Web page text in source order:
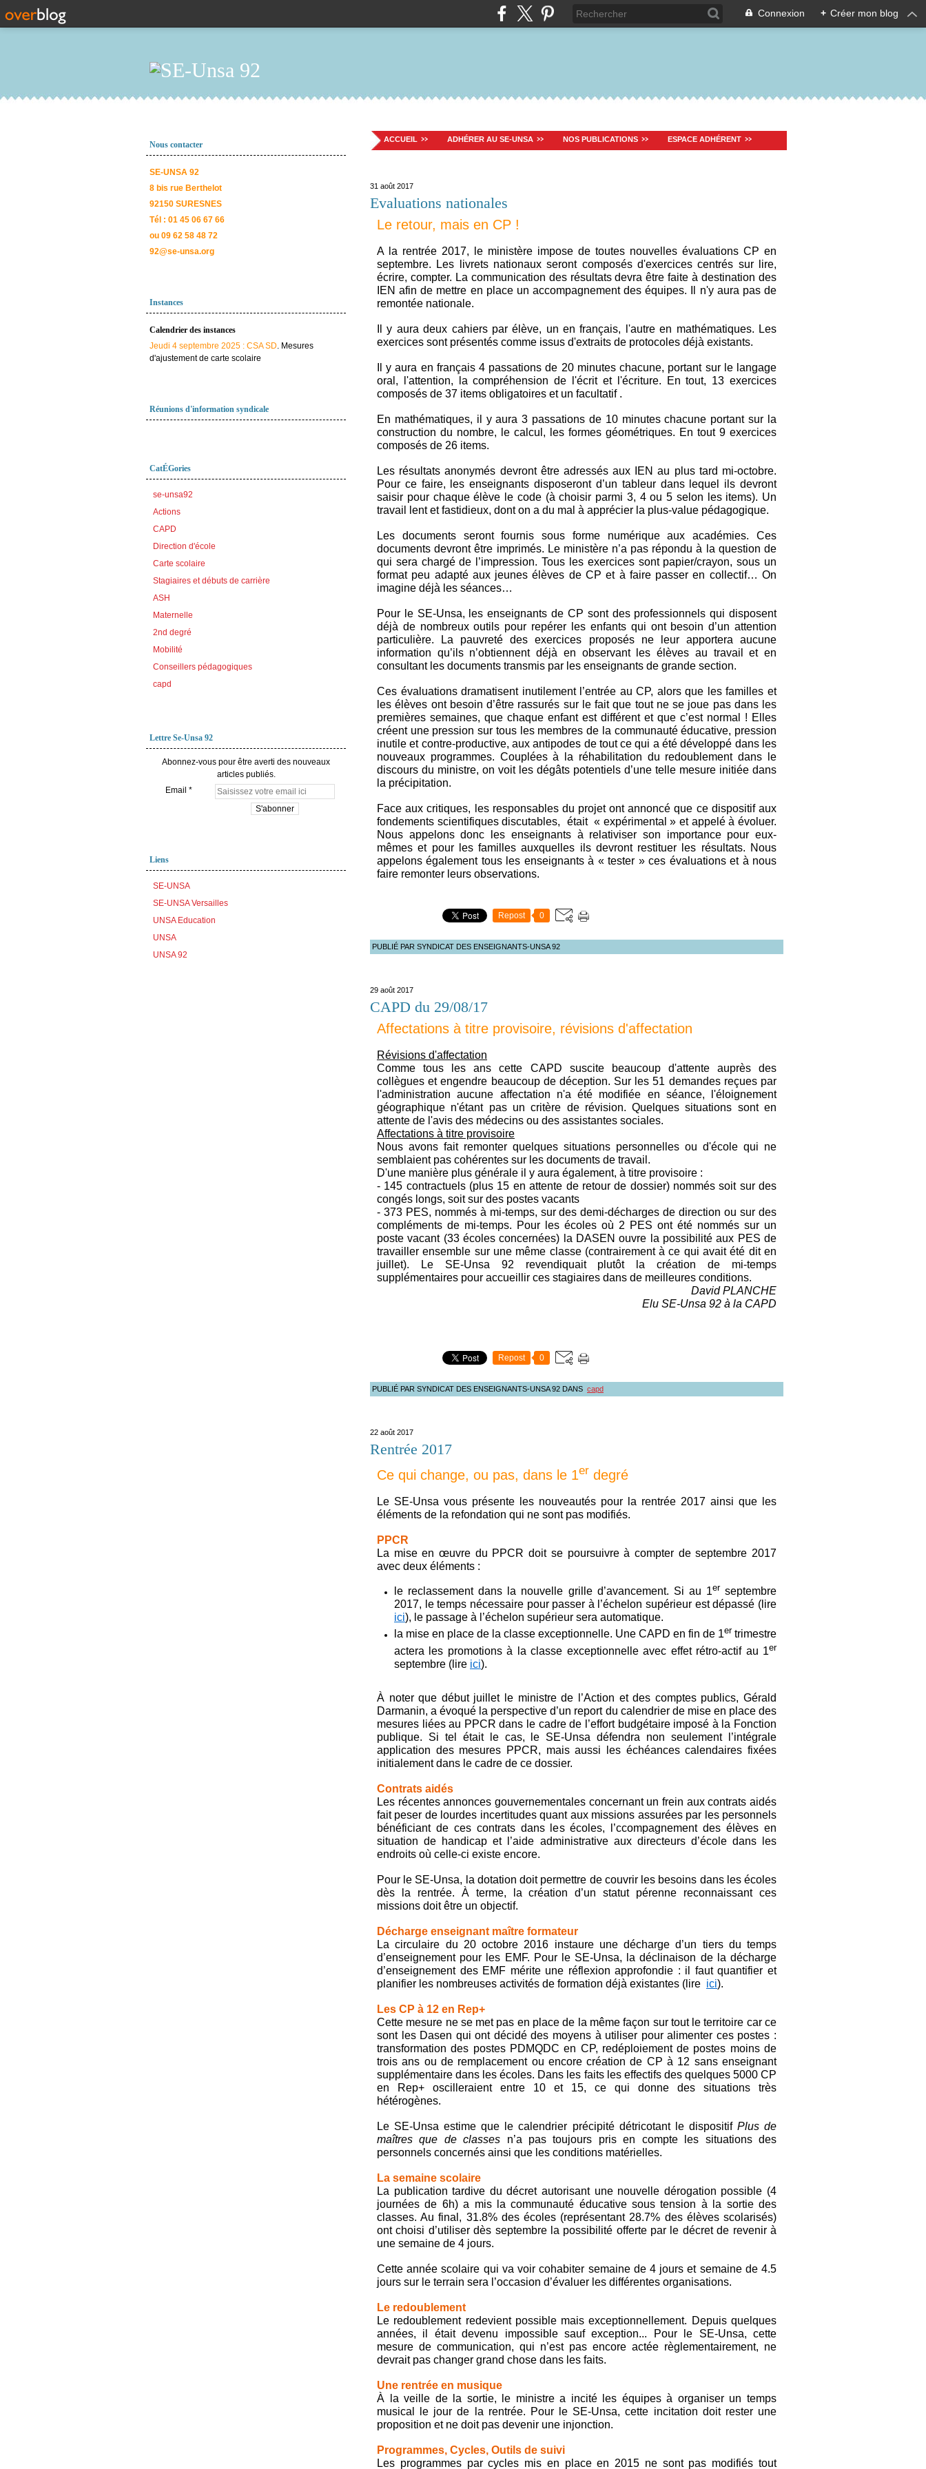
Connexion + Créer mon blog
Nous contacter
SE-UNSA 92
8 bis rue Berthelot
92150 SURESNES
Tél : 01 45 06 67 66
ou 09 62 58 48 72
92@se-unsa.org
Instances
Calendrier des instances
Jeudi 4 septembre 2025 : CSA SD. Mesures
d'ajustement de carte scolaire
Réunions d'information syndicale
CatÉGories
se-unsa92
Actions
CAPD
Direction d'école
Carte scolaire
Stagiaires et débuts de carrière
ASH
Maternelle
2nd degré
Mobilité
Conseillers pédagogiques
capd
Lettre Se-Unsa 92
Abonnez-vous pour être averti des nouveaux
articles publiés.
Email
Liens
SE-UNSA
SE-UNSA Versailles
UNSA Education
UNSA
UNSA 92
ACCUEIL ADHÉRER AU SE-UNSA NOS PUBLICATIONS ESPACE ADHÉRENT
31 août 2017
Evaluations nationales
Le retour, mais en CP !
A la rentrée 2017, le ministère impose de toutes nouvelles évaluations CP en
septembre. Les livrets nationaux seront composés d'exercices centrés sur lire,
écrire, compter. La communication des résultats devra être faite à destination des
IEN afin de mettre en place un accompagnement des équipes. Il n'y aura pas de
remontée nationale.
Il y aura deux cahiers par élève, un en français, l'autre en mathématiques. Les
exercices sont présentés comme issus d'extraits de protocoles déjà existants.
Il y aura en français 4 passations de 20 minutes chacune, portant sur le langage
oral, l'attention, la compréhension de l'écrit et l'écriture. En tout, 13 exercices
composés de 37 items obligatoires et un facultatif .
En mathématiques, il y aura 3 passations de 10 minutes chacune portant sur la
construction du nombre, le calcul, les formes géométriques. En tout 9 exercices
composés de 26 items.
Les résultats anonymés devront être adressés aux IEN au plus tard mi-octobre.
Pour ce faire, les enseignants disposeront d’un tableur dans lequel ils devront
saisir pour chaque élève le code (à choisir parmi 3, 4 ou 5 selon les items). Un
travail lent et fastidieux, dont on a du mal à apprécier la plus-value pédagogique.
Les documents seront fournis sous forme numérique aux académies. Ces
documents devront être imprimés. Le ministère n’a pas répondu à la question de
qui sera chargé de l’impression. Tous les exercices sont papier/crayon, sous un
format peu adapté aux jeunes élèves de CP et à faire passer en collectif… On
imagine déjà les séances…
Pour le SE-Unsa, les enseignants de CP sont des professionnels qui disposent
déjà de nombreux outils pour repérer les enfants qui ont besoin d’un attention
particulière. La pauvreté des exercices proposés ne leur apportera aucune
information qu’ils n’obtiennent déjà en observant les élèves au travail et en
consultant les documents transmis par les enseignants de grande section.
Ces évaluations dramatisent inutilement l’entrée au CP, alors que les familles et
les élèves ont besoin d’être rassurés sur le fait que tout ne se joue pas dans les
premières semaines, que chaque enfant est différent et que c’est normal ! Elles
créent une pression sur tous les membres de la communauté éducative, pression
inutile et contre-productive, aux antipodes de tout ce qui a été développé dans les
nouveaux programmes. Couplées à la réhabilitation du redoublement dans le
discours du ministre, on voit les dégâts potentiels d’une telle mesure initiée dans
la précipitation.
Face aux critiques, les responsables du projet ont annoncé que ce dispositif aux
fondements scientifiques discutables, était « expérimental » et appelé à évoluer.
Nous appelons donc les enseignants à relativiser son importance pour eux-
mêmes et pour les familles auxquelles ils devront restituer les résultats. Nous
appelons également tous les enseignants à « tester » ces évaluations et à nous
faire remonter leurs observations.
Repost 0
PUBLIÉ PAR SYNDICAT DES ENSEIGNANTS-UNSA 92
29 août 2017
CAPD du 29/08/17
Affectations à titre provisoire, révisions d'affectation
Révisions d'affectation
Comme tous les ans cette CAPD suscite beaucoup d'attente auprès des
collègues et engendre beaucoup de déception. Sur les 51 demandes reçues par
l'administration aucune affectation n'a été modifiée en séance, l'éloignement
géographique n'étant pas un critère de révision. Quelques situations sont en
attente de l'avis des médecins ou des assistantes sociales.
Affectations à titre provisoire
Nous avons fait remonter quelques situations personnelles ou d'école qui ne
semblaient pas cohérentes sur les documents de travail.
D'une manière plus générale il y aura également, à titre provisoire :
- 145 contractuels (plus 15 en attente de retour de dossier) nommés soit sur des
congés longs, soit sur des postes vacants
- 373 PES, nommés à mi-temps, sur des demi-décharges de direction ou sur des
compléments de mi-temps. Pour les écoles où 2 PES ont été nommés sur un
poste vacant (33 écoles concernées) la DASEN ouvre la possibilité aux PES de
travailler ensemble sur une même classe (contrairement à ce qui avait été dit en
juillet). Le SE-Unsa 92 revendiquait plutôt la création de mi-temps
supplémentaires pour accueillir ces stagiaires dans de meilleures conditions.
David PLANCHE
Elu SE-Unsa 92 à la CAPD
Repost 0
PUBLIÉ PAR SYNDICAT DES ENSEIGNANTS-UNSA 92 DANS capd
22 août 2017
Rentrée 2017
Ce qui change, ou pas, dans le 1er degré
Le SE-Unsa vous présente les nouveautés pour la rentrée 2017 ainsi que les
éléments de la refondation qui ne sont pas modifiés.
PPCR
La mise en œuvre du PPCR doit se poursuivre à compter de septembre 2017
avec deux éléments :
le reclassement dans la nouvelle grille d’avancement. Si au 1er septembre
2017, le temps nécessaire pour passer à l’échelon supérieur est dépassé (lire
ici), le passage à l’échelon supérieur sera automatique.
la mise en place de la classe exceptionnelle. Une CAPD en fin de 1er trimestre
actera les promotions à la classe exceptionnelle avec effet rétro-actif au 1er
septembre (lire ici).
À noter que début juillet le ministre de l’Action et des comptes publics, Gérald
Darmanin, a évoqué la perspective d’un report du calendrier de mise en place des
mesures liées au PPCR dans le cadre de l’effort budgétaire imposé à la Fonction
publique. Si tel était le cas, le SE-Unsa défendra non seulement l’intégrale
application des mesures PPCR, mais aussi les échéances calendaires fixées
initialement dans le cadre de ce dossier.
Contrats aidés
Les récentes annonces gouvernementales concernant un frein aux contrats aidés
fait peser de lourdes incertitudes quant aux missions assurées par les personnels
bénéficiant de ces contrats dans les écoles, l’ccompagnement des élèves en
situation de handicap et l’aide administrative aux directeurs d’école dans les
endroits où celle-ci existe encore.
Pour le SE-Unsa, la dotation doit permettre de couvrir les besoins dans les écoles
dès la rentrée. À terme, la création d’un statut pérenne reconnaissant ces
missions doit être un objectif.
Décharge enseignant maître formateur
La circulaire du 20 octobre 2016 instaure une décharge d’un tiers du temps
d’enseignement pour les EMF. Pour le SE-Unsa, la déclinaison de la décharge
d’enseignement des EMF mérite une réflexion approfondie : il faut quantifier et
planifier les nombreuses activités de formation déjà existantes (lire ici).
Les CP à 12 en Rep+
Cette mesure ne se met pas en place de la même façon sur tout le territoire car ce
sont les Dasen qui ont décidé des moyens à utiliser pour alimenter ces postes :
transformation des postes PDMQDC en CP, redéploiement de postes moins de
trois ans ou de remplacement ou encore création de CP à 12 sans enseignant
supplémentaire dans les écoles. Dans les faits les effectifs des quelques 5000 CP
en Rep+ oscilleraient entre 10 et 15, ce qui donne des situations très
hétérogènes.
Le SE-Unsa estime que le calendrier précipité détricotant le dispositif Plus de
maîtres que de classes n’a pas toujours pris en compte les situations des
personnels concernés ainsi que les conditions matérielles.
La semaine scolaire
La publication tardive du décret autorisant une nouvelle dérogation possible (4
journées de 6h) a mis la communauté éducative sous tension à la sortie des
classes. Au final, 31.8% des écoles (représentant 28.7% des élèves scolarisés)
ont choisi d’utiliser dès septembre la possibilité offerte par le décret de revenir à
une semaine de 4 jours.
Cette année scolaire qui va voir cohabiter semaine de 4 jours et semaine de 4.5
jours sur le terrain sera l’occasion d’évaluer les différentes organisations.
Le redoublement
Le redoublement redevient possible mais exceptionnellement. Depuis quelques
années, il était devenu impossible sauf exception... Pour le SE-Unsa, cette
mesure de communication, qui n’est pas encore actée règlementairement, ne
devrait pas changer grand chose dans les faits.
Une rentrée en musique
À la veille de la sortie, le ministre a incité les équipes à organiser un temps
musical le jour de la rentrée. Pour le SE-Unsa, cette incitation doit rester une
proposition et ne doit pas devenir une injonction.
Programmes, Cycles, Outils de suivi
Les programmes par cycles mis en place en 2015 ne sont pas modifiés tout